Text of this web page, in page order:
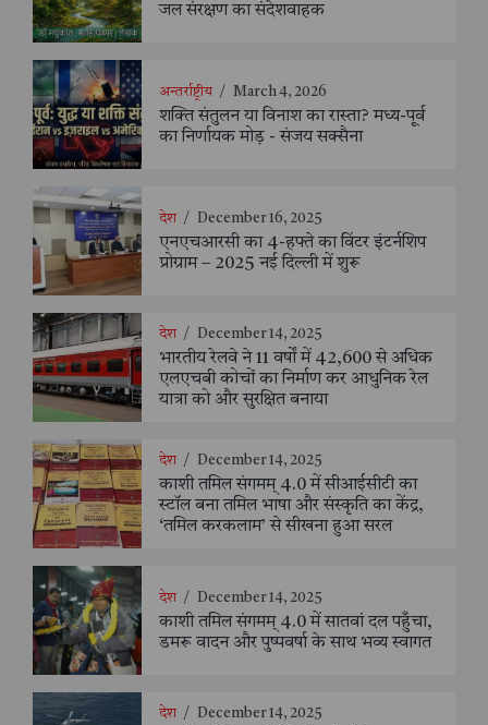
जल संरक्षण का संदेशवाहक
अन्तर्राष्ट्रीय / March 4, 2026
शक्ति संतुलन या विनाश का रास्ता? मध्य-पूर्व
का निर्णायक मोड़ - संजय सक्सैना
देश / December 16, 2025
एनएचआरसी का 4-हफ्ते का विंटर इंटर्नशिप
प्रोग्राम – 2025 नई दिल्ली में शुरू
देश / December 14, 2025
भारतीय रेलवे ने 11 वर्षों में 42,600 से अधिक
एलएचबी कोचों का निर्माण कर आधुनिक रेल
यात्रा को और सुरक्षित बनाया
देश / December 14, 2025
काशी तमिल संगमम् 4.0 में सीआईसीटी का
स्टॉल बना तमिल भाषा और संस्कृति का केंद्र,
‘तमिल करकलाम’ से सीखना हुआ सरल
देश / December 14, 2025
काशी तमिल संगमम् 4.0 में सातवां दल पहुँचा,
डमरू वादन और पुष्पवर्षा के साथ भव्य स्वागत
देश / December 14, 2025